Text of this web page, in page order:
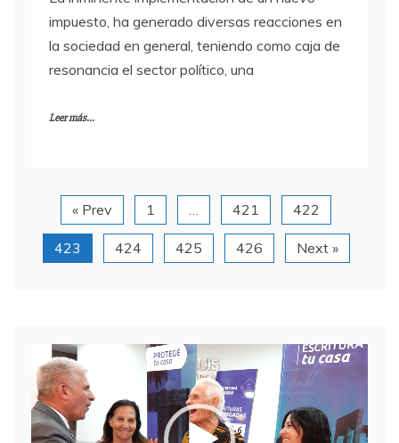
La inminente implementación de un nuevo
impuesto, ha generado diversas reacciones en
la sociedad en general, teniendo como caja de
« Prev 1 … 421 422
423 424 425 426 Next »
Reproductor
de
video